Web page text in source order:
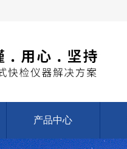
产品中心